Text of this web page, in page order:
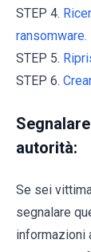
STEP 4.
ransomware.
STEP 5.
STEP 6.
autorità:
Se sei
segnalare
informazioni